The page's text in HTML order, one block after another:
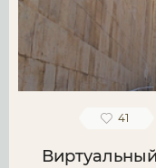
41